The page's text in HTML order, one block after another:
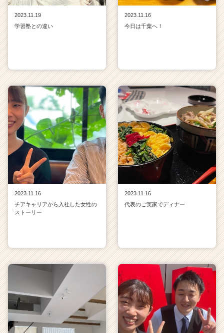
2023.11.19
学習塾との違い
2023.11.16
今日は千葉へ！
2023.11.16
チアキャリアから入社した女性の
ストーリー
2023.11.16
代表のご実家でディナー